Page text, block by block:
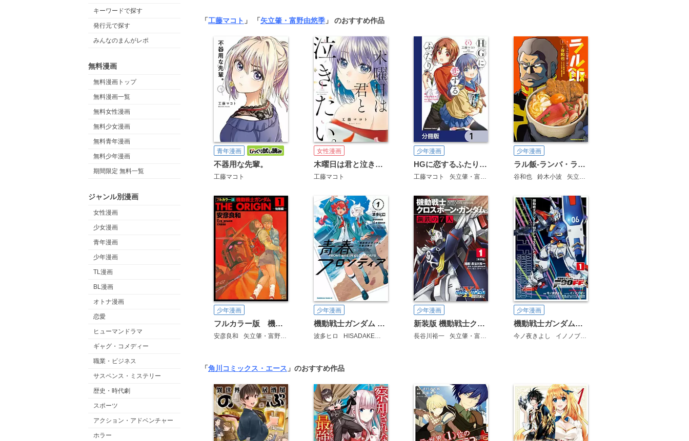
キーワードで探す
発行元で探す
みんなのまんがレポ
無料漫画
無料漫画トップ
無料漫画一覧
無料女性漫画
無料少女漫画
無料青年漫画
無料少年漫画
期間限定 無料一覧
ジャンル別漫画
女性漫画
少女漫画
青年漫画
少年漫画
TL漫画
BL漫画
オトナ漫画
恋愛
ヒューマンドラマ
ギャグ・コメディー
職業・ビジネス
サスペンス・ミステリー
歴史・時代劇
スポーツ
アクション・アドベンチャー
ホラー
「工藤マコト 」 「矢立肇・富野由悠季 」 のおすすめ作品
青年漫画
不器用な先輩。
工藤マコト
女性漫画
木曜日は君と泣きたい。
工藤マコト
少年漫画
HGに恋するふたり【分冊版】
工藤マコト 矢立肇・富野由悠季
少年漫画
ラル飯‐ランバ・ラルの背徳ごはん‐
谷和也 鈴木小波 矢立肇・富野由悠季
少年漫画
フルカラー版 機動戦士ガンダムTHE ORIGIN
安彦良和 矢立肇・富野由悠季 大河原邦男
少年漫画
機動戦士ガンダム 水星の魔女 青春フロンティア
波多ヒロ HISADAKE 矢立肇・富野由悠季
少年漫画
新装版 機動戦士クロスボーン・ガンダム 鋼鉄の７人
長谷川裕一 矢立肇・富野由悠季 カトキハジメ
少年漫画
機動戦士ガンダムＦ９０ＦＦ
今ノ夜きよし イノノブヨシ
「角川コミックス・エース 」のおすすめ作品